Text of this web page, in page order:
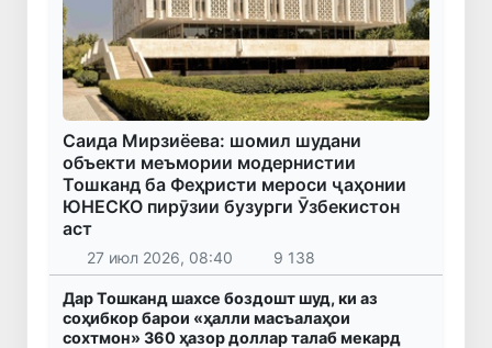
Саида Мирзиёева: шомил шудани
объекти меъмории модернистии
Тошканд ба Феҳристи мероси ҷаҳонии
ЮНЕСКО пирӯзии бузурги Ӯзбекистон
аст
27 июл 2026, 08:40 9 138
Дар Тошканд шахсе боздошт шуд, ки аз
соҳибкор барои «ҳалли масъалаҳои
сохтмон» 360 ҳазор доллар талаб мекард